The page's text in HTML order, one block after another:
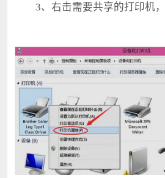
3、右击需要共享的打印机，